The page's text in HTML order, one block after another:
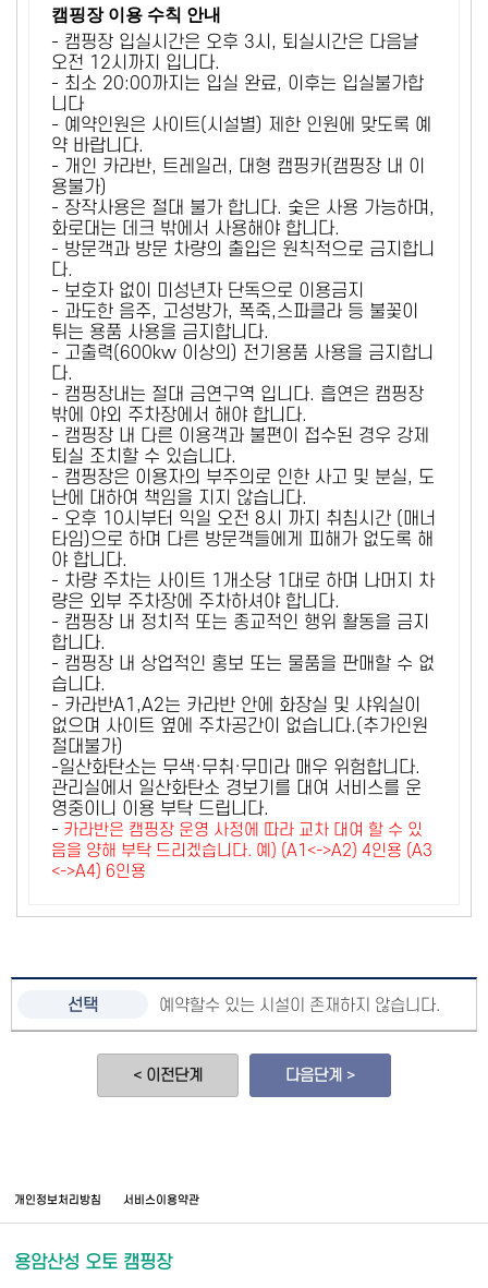
캠핑장 이용 수칙 안내
- 캠핑장 입실시간은 오후 3시, 퇴실시간은 다음날
오전 12시까지 입니다.
- 최소 20:00까지는 입실 완료, 이후는 입실불가합
니다
- 예약인원은 사이트(시설별) 제한 인원에 맞도록 예
약 바랍니다.
- 개인 카라반, 트레일러, 대형 캠핑카(캠핑장 내 이
용불가)
- 장작사용은 절대 불가 합니다. 숯은 사용 가능하며,
화로대는 데크 밖에서 사용해야 합니다.
- 방문객과 방문 차량의 출입은 원칙적으로 금지합니
다.
- 보호자 없이 미성년자 단독으로 이용금지
- 과도한 음주, 고성방가, 폭죽,스파클라 등 불꽃이
튀는 용품 사용을 금지합니다.
- 고출력(600kw 이상의) 전기용품 사용을 금지합니
다.
- 캠핑장내는 절대 금연구역 입니다. 흡연은 캠핑장
밖에 야외 주차장에서 해야 합니다.
- 캠핑장 내 다른 이용객과 불편이 접수된 경우 강제
퇴실 조치할 수 있습니다.
- 캠핑장은 이용자의 부주의로 인한 사고 및 분실, 도
난에 대하여 책임을 지지 않습니다.
- 오후 10시부터 익일 오전 8시 까지 취침시간 (매너
타임)으로 하며 다른 방문객들에게 피해가 없도록 해
야 합니다.
- 차량 주차는 사이트 1개소당 1대로 하며 나머지 차
량은 외부 주차장에 주차하셔야 합니다.
- 캠핑장 내 정치적 또는 종교적인 행위 활동을 금지
합니다.
- 캠핑장 내 상업적인 홍보 또는 물품을 판매할 수 없
습니다.
- 카라반A1,A2는 카라반 안에 화장실 및 샤워실이
없으며 사이트 옆에 주차공간이 없습니다.(추가인원
절대불가)
-일산화탄소는 무색·무취·무미라 매우 위험합니다.
관리실에서 일산화탄소 경보기를 대여 서비스를 운
영중이니 이용 부탁 드립니다.
- 카라반은 캠핑장 운영 사정에 따라 교차 대여 할 수 있
음을 양해 부탁 드리겠습니다. 예) (A1<->A2) 4인용 (A3
<->A4) 6인용
예약할수 있는 시설이 존재하지 않습니다.
< 이전단계 다음단계 >
개인정보처리방침 서비스이용약관
용암산성 오토 캠핑장